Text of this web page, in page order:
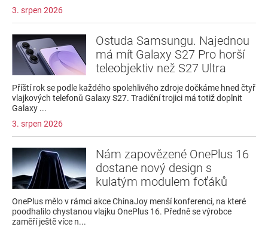
3. srpen 2026
Ostuda Samsungu. Najednou
má mít Galaxy S27 Pro horší
teleobjektiv než S27 Ultra
Příští rok se podle každého spolehlivého zdroje dočkáme hned čtyř
vlajkových telefonů Galaxy S27. Tradiční trojici má totiž doplnit
Galaxy ...
3. srpen 2026
Nám zapovězené OnePlus 16
dostane nový design s
kulatým modulem foťáků
OnePlus mělo v rámci akce ChinaJoy menší konferenci, na které
poodhalilo chystanou vlajku OnePlus 16. Předně se výrobce
zaměří ještě více n...